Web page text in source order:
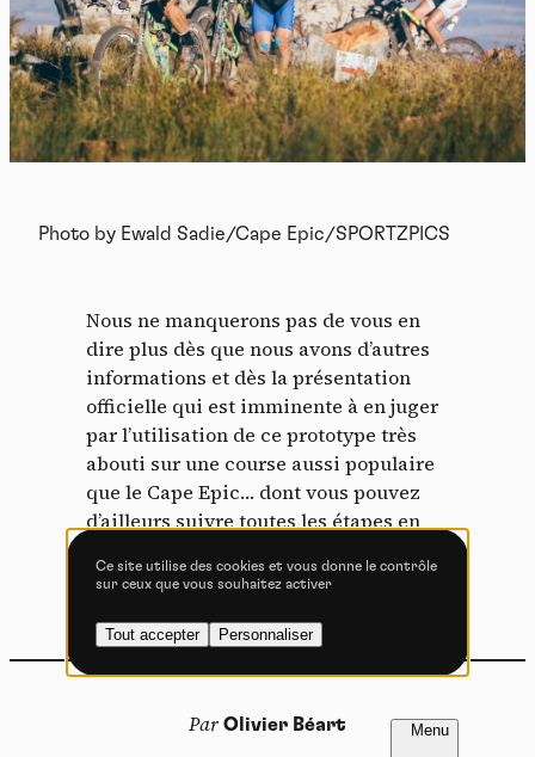
NL
Photo by Ewald Sadie/Cape Epic/SPORTZPICS
Nous ne manquerons pas de vous en
dire plus dès que nous avons d’autres
informations et dès la présentation
officielle qui est imminente à en juger
par l’utilisation de ce prototype très
abouti sur une course aussi populaire
que le Cape Epic… dont vous pouvez
d’ailleurs suivre toutes les étapes en
epic-2016.
Par Olivier Béart
Panneau de gestion des
cookies
En autorisant ces services tiers, vous acceptez le dépôt et la
lecture de cookies et l'utilisation de technologies de suivi
nécessaires à leur bon fonctionnement.
Vidéos
Les services de partage de vidéo permettent d'enrichir
le site de contenu multimédia et augmentent sa
visibilité.
Vimeo interdit -Ce service peut déposer
Autoriser Interdire
YouTube interdit -
déposer 4 cookies.
Ce site utilise des cookies et vous donne le contrôle
sur ceux que vous souhaitez activer
Tout accepter Personnaliser